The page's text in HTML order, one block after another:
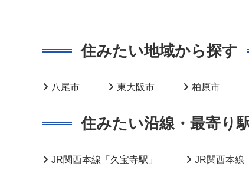
住みたい地域から探す
八尾市 東大阪市 柏原市
住みたい沿線・最寄り
JR関西本線「久宝寺駅」 JR関西本線